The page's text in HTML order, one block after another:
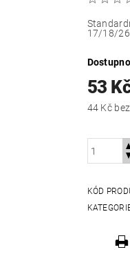
17/18/26
53
44
KÓD